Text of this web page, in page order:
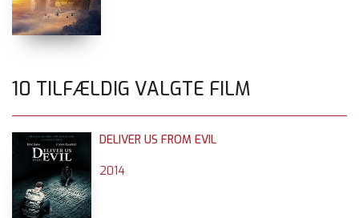
10 TILFÆLDIG VALGTE FILM
DELIVER US FROM EVIL
2014